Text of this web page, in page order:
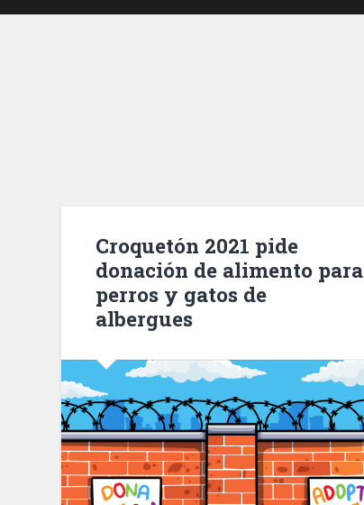
Croquetón 2021 pide
donación de alimento para
perros y gatos de
albergues